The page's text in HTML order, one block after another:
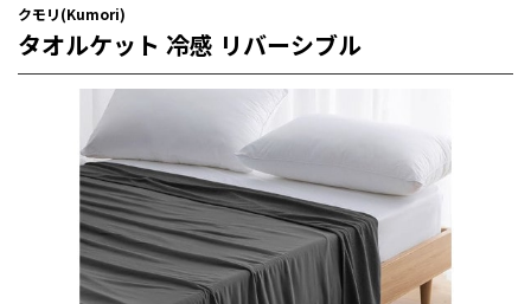
クモリ(Kumori)
タオルケット 冷感 リバーシブル